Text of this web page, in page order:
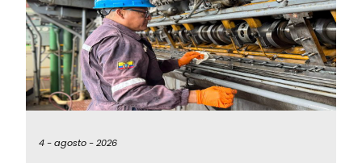
4 -agosto -2026